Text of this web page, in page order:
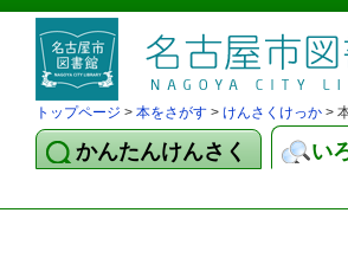
トップページ > 本をさがす > けんさくけっか >
かんたんけんさく い